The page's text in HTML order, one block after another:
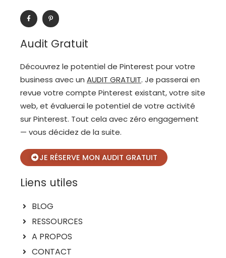
F
a
c
o
o
f
P
i
r
e
-
Audit Gratuit
Découvrez le potentiel de Pinterest pour votre
business avec un AUDIT GRATUIT. Je passerai en
revue votre compte Pinterest existant, votre site
web, et évaluerai le potentiel de votre activité
sur Pinterest. Tout cela avec zéro engagement
— vous décidez de la suite.
JE RÉSERVE MON AUDIT GRATUIT
Liens utiles
BLOG
RESSOURCES
A PROPOS
CONTACT